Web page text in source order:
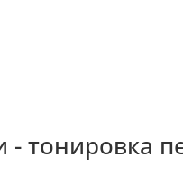
- тонировка